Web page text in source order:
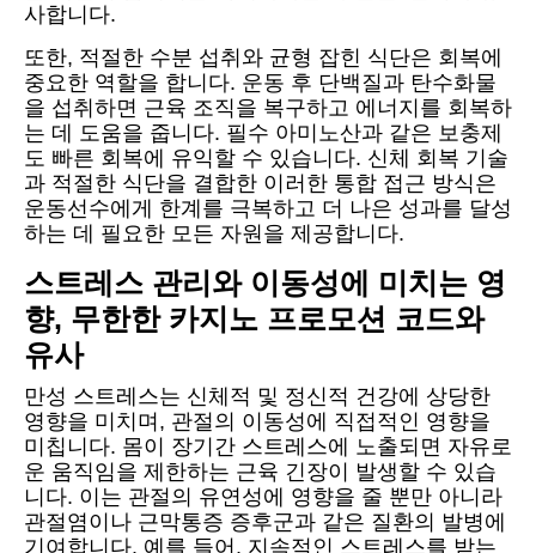
사합니다.
또한, 적절한 수분 섭취와 균형 잡힌 식단은 회복에
중요한 역할을 합니다. 운동 후 단백질과 탄수화물
을 섭취하면 근육 조직을 복구하고 에너지를 회복하
는 데 도움을 줍니다. 필수 아미노산과 같은 보충제
도 빠른 회복에 유익할 수 있습니다. 신체 회복 기술
과 적절한 식단을 결합한 이러한 통합 접근 방식은
운동선수에게 한계를 극복하고 더 나은 성과를 달성
하는 데 필요한 모든 자원을 제공합니다.
스트레스 관리와 이동성에 미치는 영
향, 무한한 카지노 프로모션 코드와
유사
만성 스트레스는 신체적 및 정신적 건강에 상당한
영향을 미치며, 관절의 이동성에 직접적인 영향을
미칩니다. 몸이 장기간 스트레스에 노출되면 자유로
운 움직임을 제한하는 근육 긴장이 발생할 수 있습
니다. 이는 관절의 유연성에 영향을 줄 뿐만 아니라
관절염이나 근막통증 증후군과 같은 질환의 발병에
기여합니다. 예를 들어, 지속적인 스트레스를 받는